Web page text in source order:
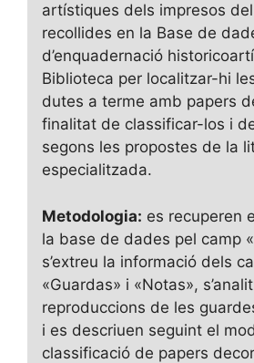
artístiques dels impresos
recollides en la Base de
d’enquadernació
Biblioteca per localitzar-hi
dutes a terme amb papers
finalitat de classificar-los i
segons les propostes de la
especialitzada.
Metodologia: es recuperen
la base de dades pel camp
s’extreu la informació dels
«Guardas» i «Notas»,
reproduccions de les
i es descriuen seguint el
classificació de papers